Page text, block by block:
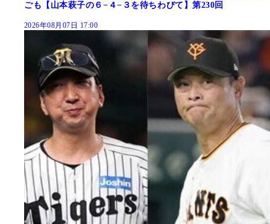
ごも【山本萩子の６−４−３を待ちわびて】第230回
2026年08月07日 17:00